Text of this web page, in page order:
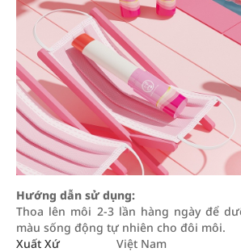
Hướng dẫn sử dụng:
Thoa lên môi 2-3 lần hàng ngày để
màu sống động tự nhiên cho đôi môi.
Xuất Xứ
Việt Nam